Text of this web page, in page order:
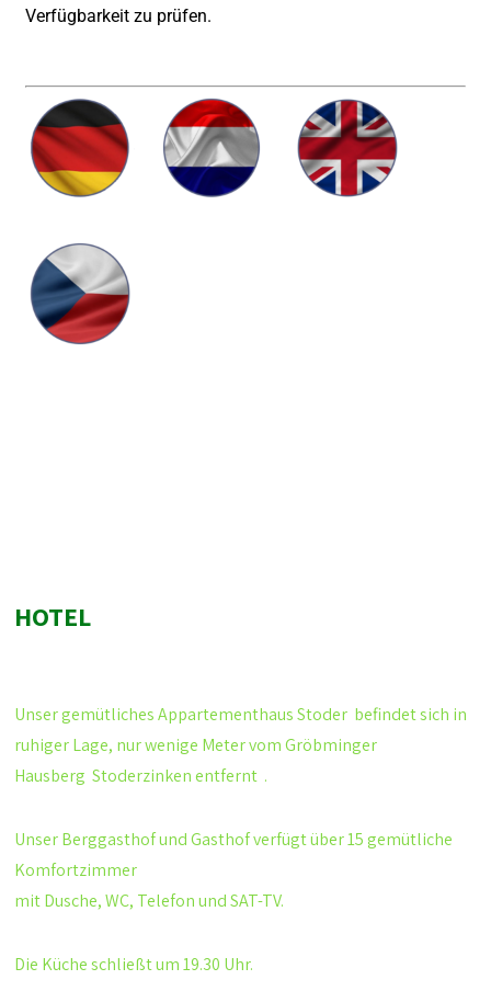
Verfügbarkeit zu prüfen.
HOTEL
Unser gemütlichesAppartementhaus Stoder befindet sich in
ruhiger Lage, nur wenige Meter vom Gröbminger
HausbergStoderzinkenentfernt .
Unser Berggasthof und Gasthof verfügt über 15 gemütliche
Komfortzimmer
mit Dusche, WC, Telefon und SAT-TV.
Die Küche schließt um 19.30 Uhr.